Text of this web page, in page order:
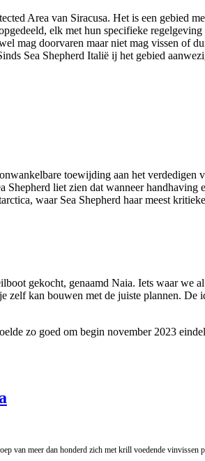
Area van Siracusa. Het is een gebied
elk met hun specifieke
mag doorvaren maar niet mag vissen of
Sea Shepherd Italië ij het gebied
toewijding aan het verdedigen
liet zien dat wanneer handhaving
waar Sea Shepherd haar meest
gekocht, genaamd Naia. Iets waar we
kan bouwen met de juiste plannen.
zo goed om begin november 2023
van meer dan honderd zich met krill voedende vinvissen